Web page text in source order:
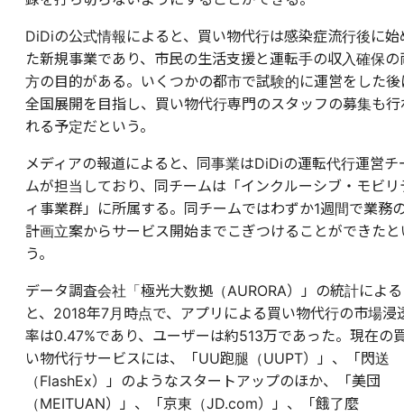
DiDiの公式情報によると、買い物代行は感染症流行後に始
た新規事業であり、市民の生活支援と運転手の収入確保の
方の目的がある。いくつかの都市で試験的に運営をした後
全国展開を目指し、買い物代行専門のスタッフの募集も行
れる予定だという。
メディアの報道によると、同事業はDiDiの運転代行運営チ
ムが担当しており、同チームは「インクルーシブ・モビリ
ィ事業群」に所属する。同チームではわずか1週間で業務
計画立案からサービス開始までこぎつけることができたと
う。
データ調査会社「極光大数拠（AURORA）」の統計による
と、2018年7月時点で、アプリによる買い物代行の市場浸
率は0.47%であり、ユーザーは約513万であった。現在の
い物代行サービスには、「UU跑腿（UUPT）」、「閃送
（FlashEx）」のようなスタートアップのほか、「美団
（MEITUAN）」、「京東（JD.com）」、「餓了麼